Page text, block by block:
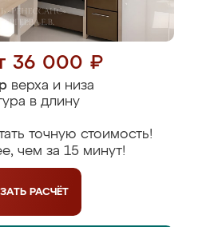
36 000 ₽
верха и низа
в длину
точную стоимость!
чем за 15 минут!
РАСЧЁТ